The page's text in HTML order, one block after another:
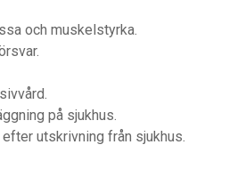
och muskelstyrka.
på sjukhus.
utskrivning från sjukhus.